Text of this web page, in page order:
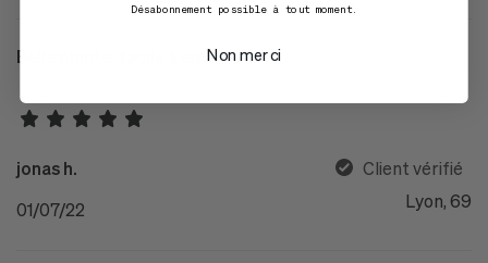
Belle plante, facile à entretenir
jonas h.
Client vérifié
01/07/22
Lyon, 69
Désabonnement possible à tout moment.
Non merci